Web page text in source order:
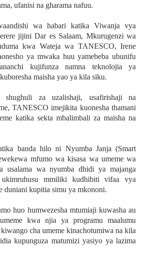
ufanisi na gharama nafuu.
wa habari katika Viwanja vya
jijini Dar es Salaam, Mkurugenzi wa
kwa Wateja wa TANESCO, Irene
ya mwaka huu yamebeba ubunifu
kujifunza namna teknolojia ya
maisha yao ya kila siku.
za uzalishaji, usafirishaji na
TANESCO imejikita kuonesha thamani
katika sekta mbalimbali za maisha na
banda hilo ni Nyumba Janja (Smart
mfumo wa kisasa wa umeme wa
usalama wa nyumba dhidi ya majanga
mmiliki kudhibiti vifaa vya
duniani kupitia simu ya mkononi.
huo humwezesha mtumiaji kuwasha au
kwa njia ya programu maalumu
cha umeme kinachotumiwa na kila
kupunguza matumizi yasiyo ya lazima